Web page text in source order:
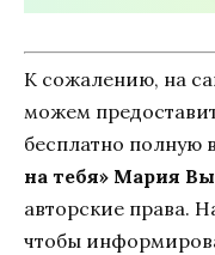
К сожалению, на
можем
бесплатно полную
на тебя» Мария
авторские права.
чтобы